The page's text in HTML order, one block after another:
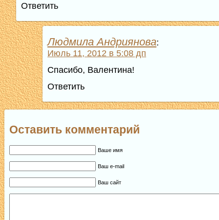
Ответить
Людмила Андриянова:
Июль 11, 2012 в 5:08 дп
Спасибо, Валентина!
Ответить
Оставить комментарий
Ваше имя
Ваш e-mail
Ваш сайт